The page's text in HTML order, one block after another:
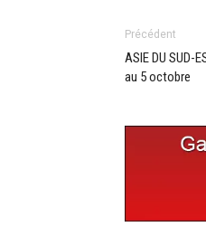
Précédent
ASIE DU SUD-
au 5 octobre